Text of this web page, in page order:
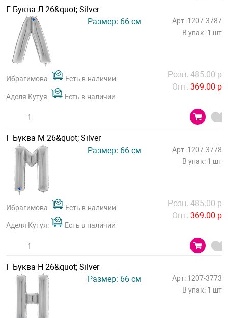
Г Буква Л 26&quot; Silver
Размер: 66 см
Арт: 1207-3787
В упак: 1 шт
Ибрагимова: Есть в наличии
Аделя Кутуя: Есть в наличии
Розн. 485.00 р
Опт. 369.00 р
Г Буква М 26&quot; Silver
Размер: 66 см
Арт: 1207-3778
В упак: 1 шт
Ибрагимова: Есть в наличии
Аделя Кутуя: Есть в наличии
Розн. 485.00 р
Опт. 369.00 р
Г Буква Н 26&quot; Silver
Размер: 66 см
Арт: 1207-3773
В упак: 1 шт